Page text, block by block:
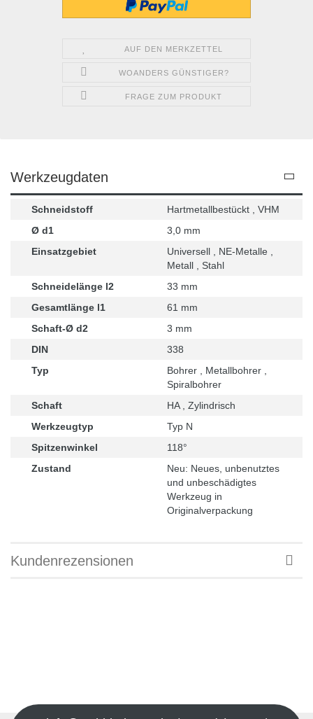
AUF DEN MERKZETTEL
WOANDERS GÜNSTIGER?
FRAGE ZUM PRODUKT
Werkzeugdaten
Schneidstoff
Hartmetallbestückt , VHM
Ø d1
3,0 mm
Einsatzgebiet
Universell , NE-Metalle ,
Metall , Stahl
Schneidelänge l2
33 mm
Gesamtlänge l1
61 mm
Schaft-Ø d2
3 mm
DIN
338
Typ
Bohrer , Metallbohrer ,
Spiralbohrer
Schaft
HA , Zylindrisch
Werkzeugtyp
Typ N
Spitzenwinkel
118°
Zustand
Neu: Neues, unbenutztes
und unbeschädigtes
Werkzeug in
Originalverpackung
Kundenrezensionen